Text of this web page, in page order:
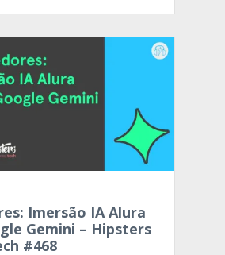
Imersão IA Alura
Gemini – Hipsters
#468